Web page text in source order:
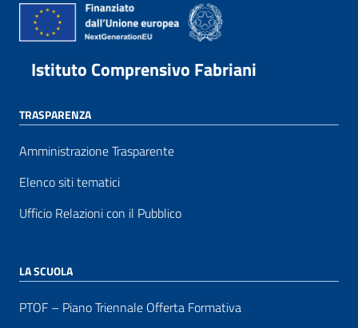
Istituto Comprensivo Fabriani
TRASPARENZA
Amministrazione Trasparente
Elenco siti tematici
Ufficio Relazioni con il Pubblico
LA SCUOLA
PTOF – Piano Triennale Offerta Formativa